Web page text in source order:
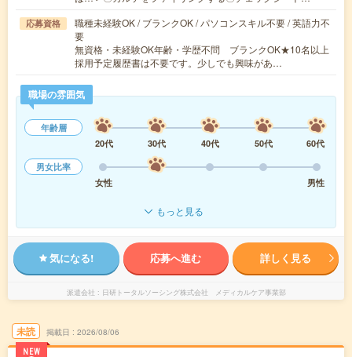
応募資格
職種未経験OK / ブランクOK / パソコンスキル不要 / 英語力不
要
無資格・未経験OK年齢・学歴不問 ブランクOK★10名以上
採用予定履歴書は不要です。少しでも興味があ…
職場の雰囲気
年齢層
20代
30代 40代 50代
60代
男女比率
女性
男性
もっと見る
気になる! 応募へ進む 詳しく見る
派遣会社 日研トータルソーシング株式会社 メディカルケア事業部
未読
NEW
掲載日 2026/08/06